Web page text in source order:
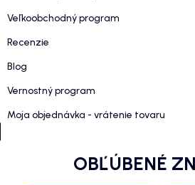
Veľkoobchodný program
Recenzie
Blog
Vernostný program
Moja objednávka - vrátenie tovaru
OBĽÚBENÉ